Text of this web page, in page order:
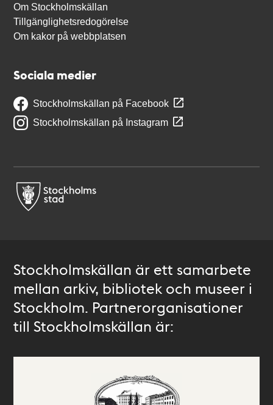
Om Stockholmskällan
Tillgänglighetsredogörelse
Om kakor på webbplatsen
Sociala medier
Stockholmskällan på Facebook
Stockholmskällan på Instagram
Stockholmskällan är ett samarbete
mellan arkiv, bibliotek och museer i
Stockholm. Partnerorganisationer
till Stockholmskällan är: